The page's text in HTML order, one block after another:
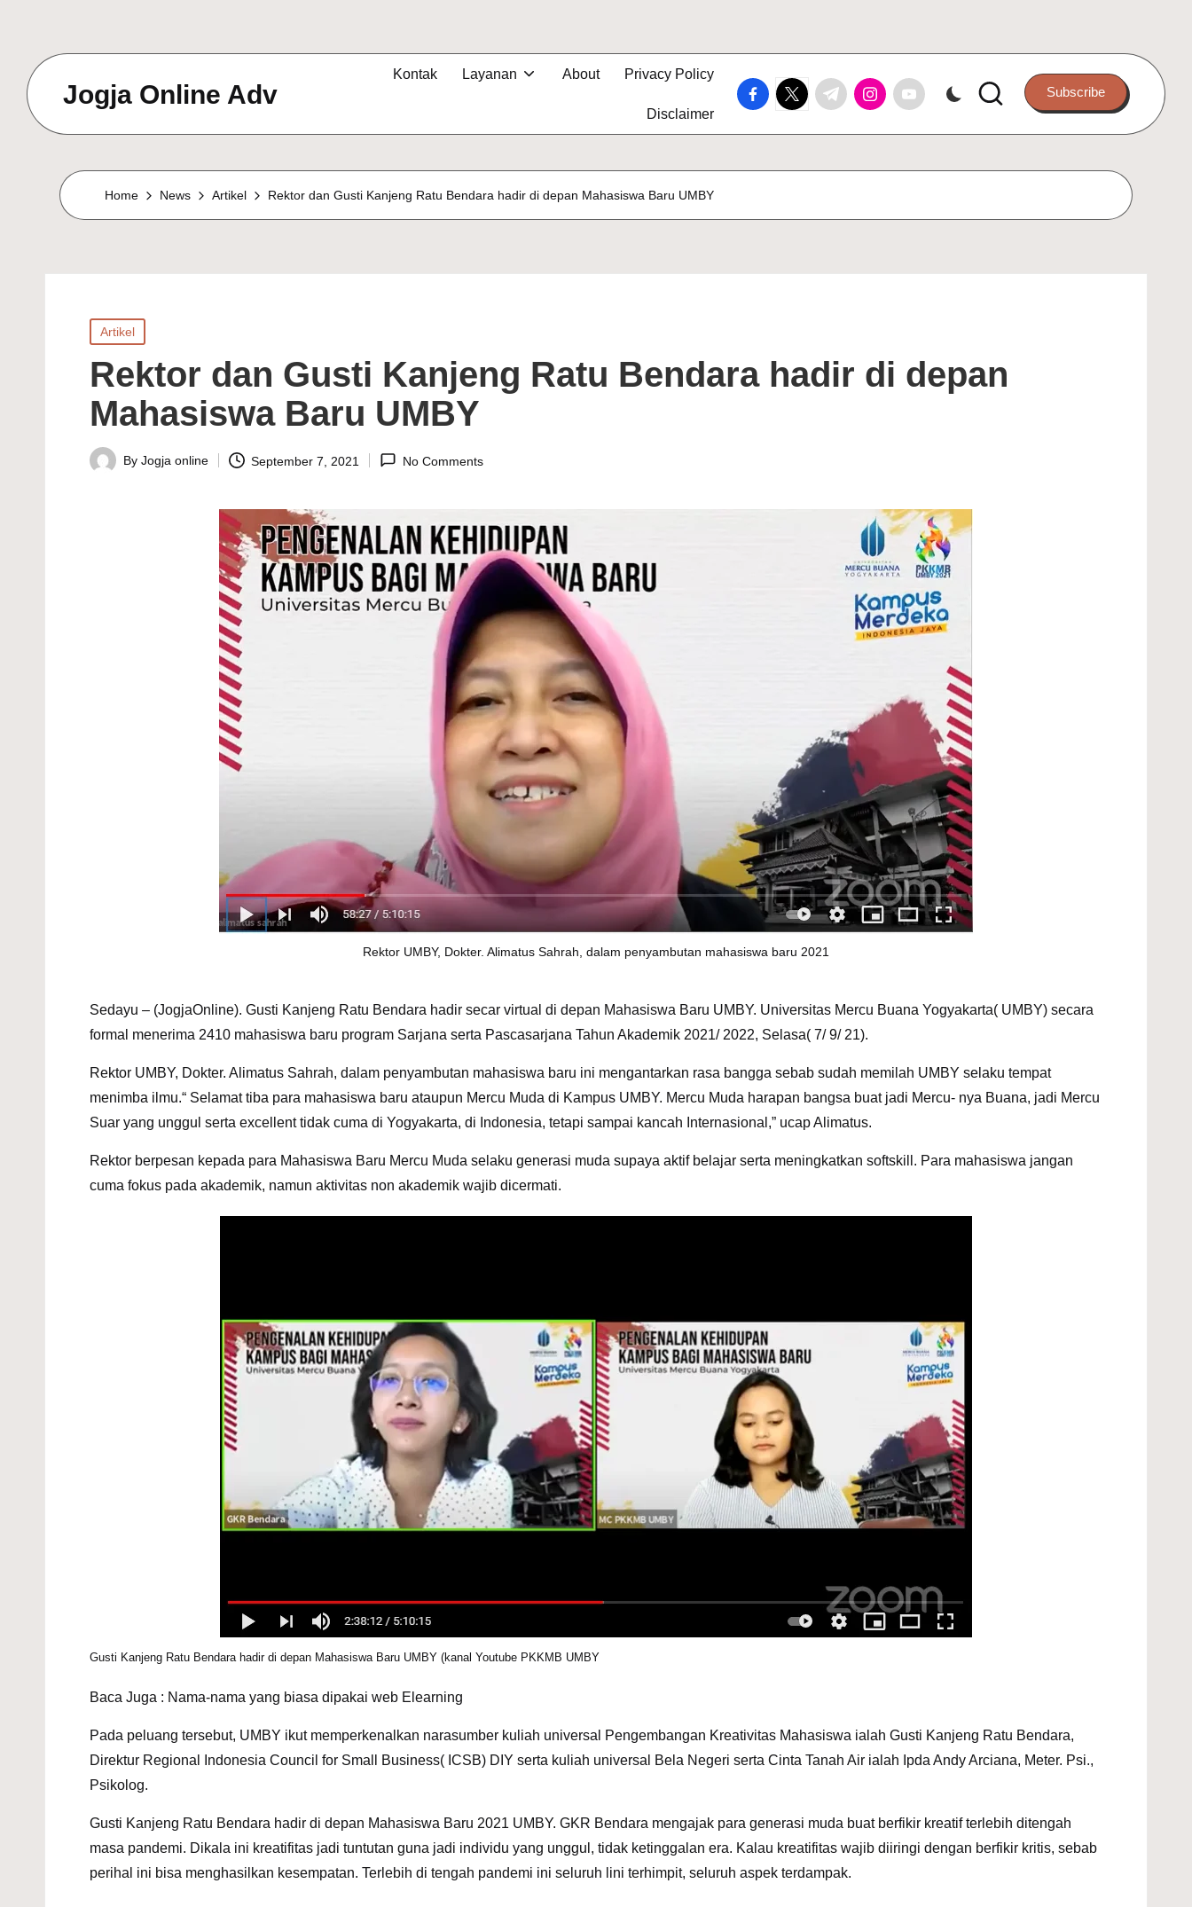
Jogja Online Adv
&
Connection
Kontak Layanan About Privacy Policy
Disclaimer
facebook.com
twitter.com
t.me instagram.com
youtube.com Subscribe
Home News Artikel Rektor dan Gusti Kanjeng Ratu Bendara hadir di depan Mahasiswa Baru UMBY
Posted
in
Artikel
Rektor dan Gusti Kanjeng Ratu Bendara hadir di depan
Mahasiswa Baru UMBY
PostedBy Jogja online September 7, 2021 No Comments
Rektor UMBY, Dokter. Alimatus Sahrah, dalam penyambutan mahasiswa baru 2021
Sedayu – (JogjaOnline). Gusti Kanjeng Ratu Bendara hadir secar virtual di depan Mahasiswa Baru UMBY. Universitas Mercu Buana Yogyakarta( UMBY) secara
formal menerima 2410 mahasiswa baru program Sarjana serta Pascasarjana Tahun Akademik 2021/ 2022, Selasa( 7/ 9/ 21).
Rektor UMBY, Dokter. Alimatus Sahrah, dalam penyambutan mahasiswa baru ini mengantarkan rasa bangga sebab sudah memilah UMBY selaku tempat
menimba ilmu.“ Selamat tiba para mahasiswa baru ataupun Mercu Muda di Kampus UMBY. Mercu Muda harapan bangsa buat jadi Mercu- nya Buana, jadi Mercu
Suar yang unggul serta excellent tidak cuma di Yogyakarta, di Indonesia, tetapi sampai kancah Internasional,” ucap Alimatus.
Rektor berpesan kepada para Mahasiswa Baru Mercu Muda selaku generasi muda supaya aktif belajar serta meningkatkan softskill. Para mahasiswa jangan
cuma fokus pada akademik, namun aktivitas non akademik wajib dicermati.
Gusti Kanjeng Ratu Bendara hadir di depan Mahasiswa Baru UMBY (kanal Youtube PKKMB UMBY
Baca Juga : Nama-nama yang biasa dipakai web Elearning
Pada peluang tersebut, UMBY ikut memperkenalkan narasumber kuliah universal Pengembangan Kreativitas Mahasiswa ialah Gusti Kanjeng Ratu Bendara,
Direktur Regional Indonesia Council for Small Business( ICSB) DIY serta kuliah universal Bela Negeri serta Cinta Tanah Air ialah Ipda Andy Arciana, Meter. Psi.,
Psikolog.
Gusti Kanjeng Ratu Bendara hadir di depan Mahasiswa Baru 2021 UMBY. GKR Bendara mengajak para generasi muda buat berfikir kreatif terlebih ditengah
masa pandemi. Dikala ini kreatifitas jadi tuntutan guna jadi individu yang unggul, tidak ketinggalan era. Kalau kreatifitas wajib diiringi dengan berfikir kritis, sebab
perihal ini bisa menghasilkan kesempatan. Terlebih di tengah pandemi ini seluruh lini terhimpit, seluruh aspek terdampak.